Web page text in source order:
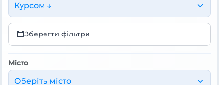
Курсом ↓
Зберегти фільтри
Місто
Оберіть місто